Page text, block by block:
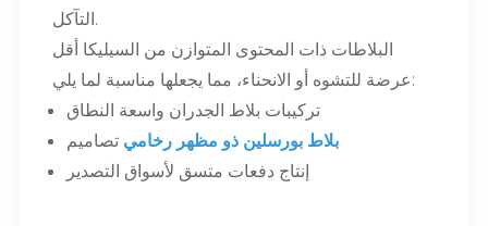
التآكل.
البلاطات ذات المحتوى المتوازن من السيليكا أقل
عرضة للتشوه أو الانحناء، مما يجعلها مناسبة لما يلي:
تركيبات بلاط الجدران واسعة النطاق
بلاط بورسلين ذو مظهر رخامي تصاميم
إنتاج دفعات متسق لأسواق التصدير